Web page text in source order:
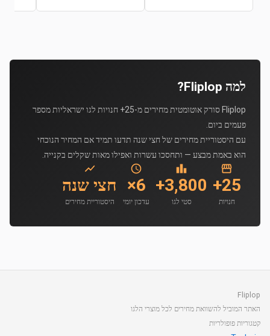
למה Fliplop?
Fliplop סורק אוטומטית מחירים מ-25+ חנויות לגו ישראליות מספר
פעמים ביום.
עם היסטוריית מחירים של חצי שנה תדעו תמיד אם המחיר הנוכחי
הוא באמת מבצע — ותחסכו עשרות ואפילו מאות שקלים בקנייה.
25+
חנויות
3,800+
סטי לגו
6×
עדכון יומי
חצי שנה
היסטוריית מחירים
Fliplop
האתר המוביל להשוואת מחירים לכל מוצרי הלגו
קטגוריות פופולריות